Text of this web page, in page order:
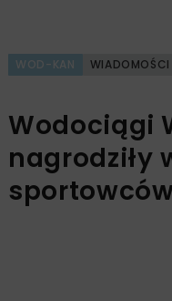
WOD-KAN WIADOMOŚCI
Wodociągi
nagrodziły
sportowców